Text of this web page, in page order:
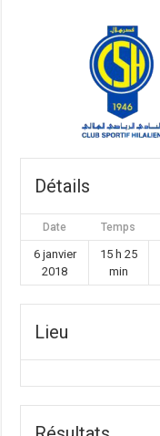
Détails
Date Temps
6 janvier
2018
15 h 25
min
Lieu